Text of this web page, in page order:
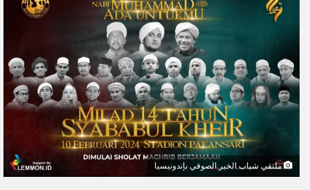
ل
ب
ي
د
ا
إ
ل
ك
ت
ر
ملتقي شباب الخير الصوفي بإندونيسيا